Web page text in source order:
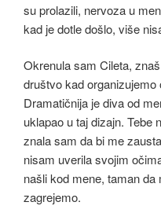
su prolazili, nervoza u
kad je dotle došlo, više
Okrenula sam Cileta,
društvo kad organizujemo
Dramatičnija je diva od
uklapao u taj dizajn. Tebe
znala sam da bi me
nisam uverila svojim
našli kod mene, taman
zagrejemo.